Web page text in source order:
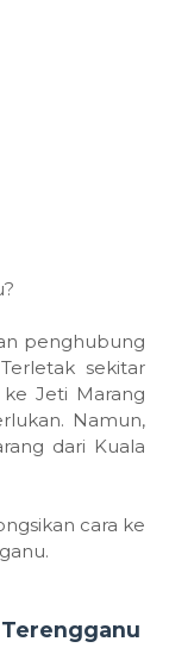
penghubung
sekitar
Jeti Marang
Namun,
dari Kuala
cara ke